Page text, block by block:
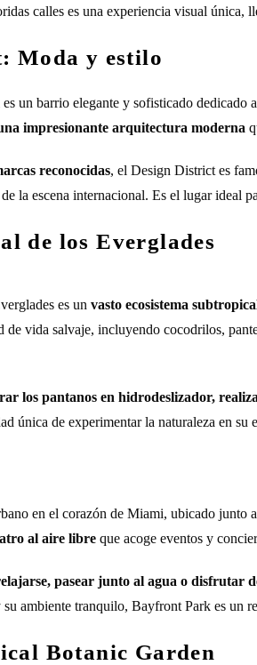
calles es una experiencia visual única,
Moda y estilo
un barrio elegante y sofisticado dedicado
impresionante arquitectura moderna
reconocidas, el Design District es
la escena internacional. Es el lugar ideal
de los Everglades
es un vasto ecosistema
de vida salvaje, incluyendo cocodrilos,
los pantanos en hidrodeslizador,
única de experimentar la naturaleza en
en el corazón de Miami, ubicado junto
al aire libre que acoge eventos y
pasear junto al agua o disfrutar
ambiente tranquilo, Bayfront Park es un
Botanic Garden